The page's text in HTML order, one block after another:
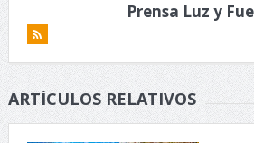
Prensa Luz y
ARTÍCULOS RELATIVOS